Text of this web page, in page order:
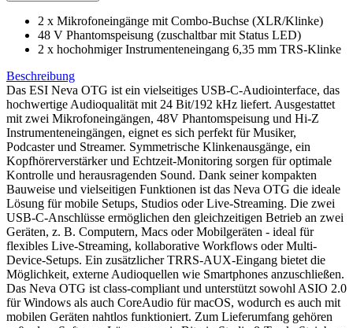
2 x Mikrofoneingänge mit Combo-Buchse (XLR/Klinke)
48 V Phantomspeisung (zuschaltbar mit Status LED)
2 x hochohmiger Instrumenteneingang 6,35 mm TRS-Klinke
Beschreibung
Das ESI Neva OTG ist ein vielseitiges USB-C-Audiointerface, das
hochwertige Audioqualität mit 24 Bit/192 kHz liefert. Ausgestattet
mit zwei Mikrofoneingängen, 48V Phantomspeisung und Hi-Z
Instrumenteneingängen, eignet es sich perfekt für Musiker,
Podcaster und Streamer. Symmetrische Klinkenausgänge, ein
Kopfhörerverstärker und Echtzeit-Monitoring sorgen für optimale
Kontrolle und herausragenden Sound. Dank seiner kompakten
Bauweise und vielseitigen Funktionen ist das Neva OTG die ideale
Lösung für mobile Setups, Studios oder Live-Streaming. Die zwei
USB-C-Anschlüsse ermöglichen den gleichzeitigen Betrieb an zwei
Geräten, z. B. Computern, Macs oder Mobilgeräten - ideal für
flexibles Live-Streaming, kollaborative Workflows oder Multi-
Device-Setups. Ein zusätzlicher TRRS-AUX-Eingang bietet die
Möglichkeit, externe Audioquellen wie Smartphones anzuschließen.
Das Neva OTG ist class-compliant und unterstützt sowohl ASIO 2.0
für Windows als auch CoreAudio für macOS, wodurch es auch mit
mobilen Geräten nahtlos funktioniert. Zum Lieferumfang gehören